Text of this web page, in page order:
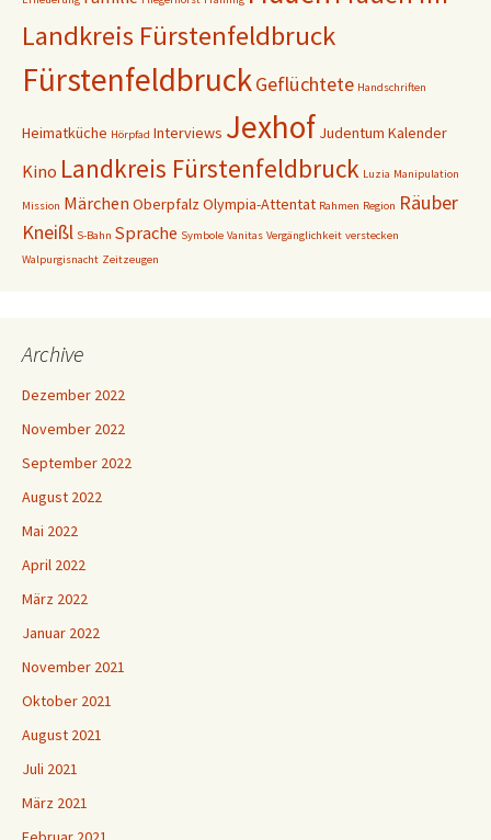
Landkreis Fürstenfeldbruck
FürstenfeldbruckGeflüchtete Handschriften
Heimatküche Hörpfad Interviews Jexhof Judentum Kalender
Kino Landkreis Fürstenfeldbruck Luzia Manipulation
Mission Märchen OberpfalzOlympia-Attentat Rahmen Region Räuber
Kneißl S-Bahn Sprache Symbole Vanitas Vergänglichkeit verstecken
Walpurgisnacht Zeitzeugen
Archive
Dezember 2022
November 2022
September 2022
August 2022
Mai 2022
April 2022
März 2022
Januar 2022
November 2021
Oktober 2021
August 2021
Juli 2021
März 2021